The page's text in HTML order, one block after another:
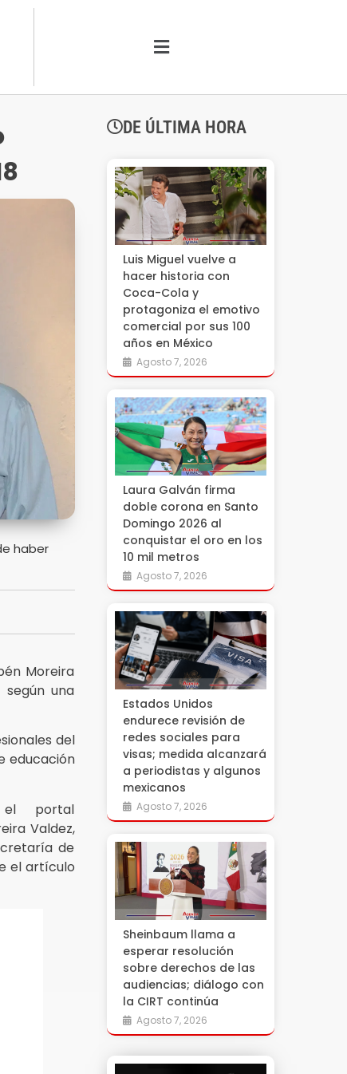
haber
Moreira
una
del
educación
portal
Valdez,
de
el artículo
DE ÚLTIMA HORA
Luis Miguel vuelve a
hacer historia con
Coca-Cola y
protagoniza el emotivo
comercial por sus 100
años en México
Agosto 7, 2026
Laura Galván firma
doble corona en Santo
Domingo 2026 al
conquistar el oro en los
10 mil metros
Agosto 7, 2026
Estados Unidos
endurece revisión de
redes sociales para
visas; medida alcanzará
a periodistas y algunos
mexicanos
Agosto 7, 2026
Sheinbaum llama a
esperar resolución
sobre derechos de las
audiencias; diálogo con
la CIRT continúa
Agosto 7, 2026